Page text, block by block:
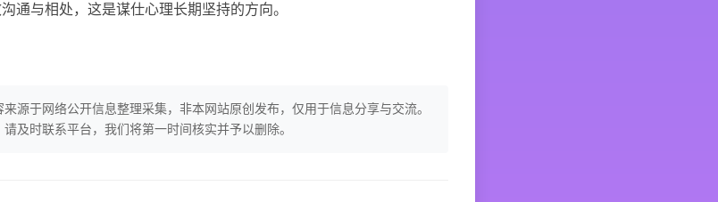
通与相处，这是谋仕心理长期坚持的方向。
源于网络公开信息整理采集，非本网站原创发布，仅用于信息分享与交流。
及时联系平台，我们将第一时间核实并予以删除。